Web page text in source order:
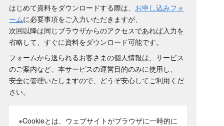
はじめて資料をダウンロードする際は、 お申し込みフォ
ームに必要事項をご入力いただきますが、
次回以降は同じブラウザからのアクセスであれば入力を
省略して、すぐに資料をダウンロード可能です。
フォームから送られるお客さまの個人情報は、サービス
のご案内など、本サービスの運営目的のみに使用し、
安全に管理いたしますので、どうぞ安心してご利用くだ
さい。
※Cookieとは、ウェブサイトがブラウザに一時的に